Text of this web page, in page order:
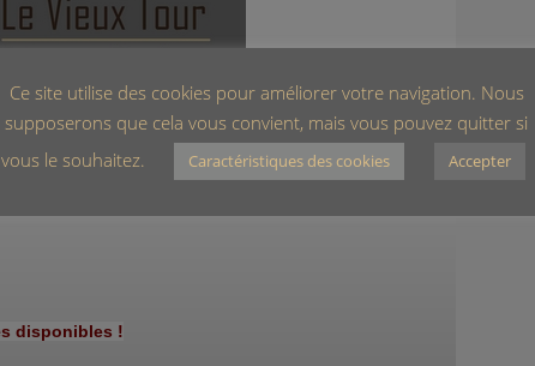
Ce site utilise des cookies pour améliorer votre navigation. Nous
supposerons que cela vous convient, mais vous pouvez quitter si
vous le souhaitez.
Caractéristiques des cookies Accepter